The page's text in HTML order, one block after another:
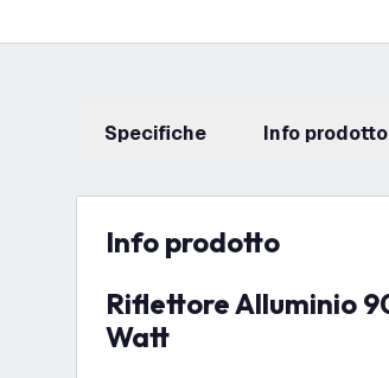
Specifiche info prodotto
info prodotto
Riflettore Alluminio 90° per Campana LED 100
Watt